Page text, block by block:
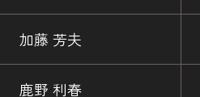
加藤 芳夫
鹿野 利春